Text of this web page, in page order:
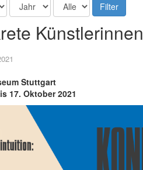
Filter
Künstlerinnen
Stuttgart
17. Oktober 2021